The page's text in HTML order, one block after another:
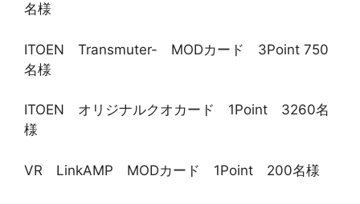
名様
ITOEN Transmuter- MODカード 3Point 750
名様
ITOEN オリジナルクオカード 1Point 3260名
様
VR LinkAMP MODカード 1Point 200名様